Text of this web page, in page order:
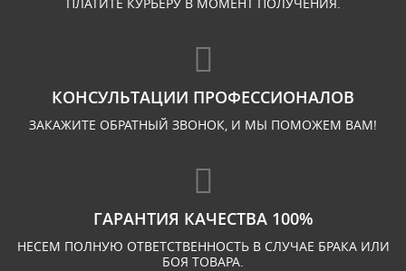
КОНСУЛЬТАЦИИ ПРОФЕССИОНАЛОВ
ЗАКАЖИТЕ ОБРАТНЫЙ ЗВОНОК, И МЫ ПОМОЖЕМ ВАМ!
ГАРАНТИЯ КАЧЕСТВА 100%
НЕСЕМ ПОЛНУЮ ОТВЕТСТВЕННОСТЬ В СЛУЧАЕ БРАКА ИЛИ
БОЯ ТОВАРА.